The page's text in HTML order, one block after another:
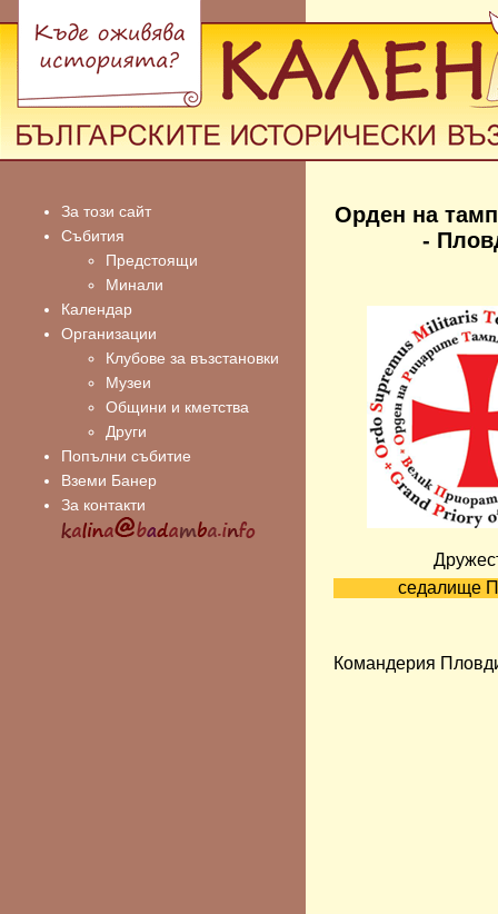
За този сайт
Събития
Предстоящи
Минали
Календар
Организации
Клубове за възстановки
Музеи
Общини и кметства
Други
Попълни събитие
Вземи Банер
За контакти
Орден на
-
седалище
Командерия